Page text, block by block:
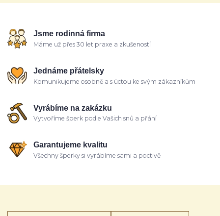
Jsme rodinná firma
Máme už přes 30 let praxe a zkušeností
Jednáme přátelsky
Komunikujeme osobně a s úctou ke svým zákazníkům
Vyrábíme na zakázku
Vytvoříme šperk podle Vašich snů a přání
Garantujeme kvalitu
Všechny šperky si vyrábíme sami a poctivě